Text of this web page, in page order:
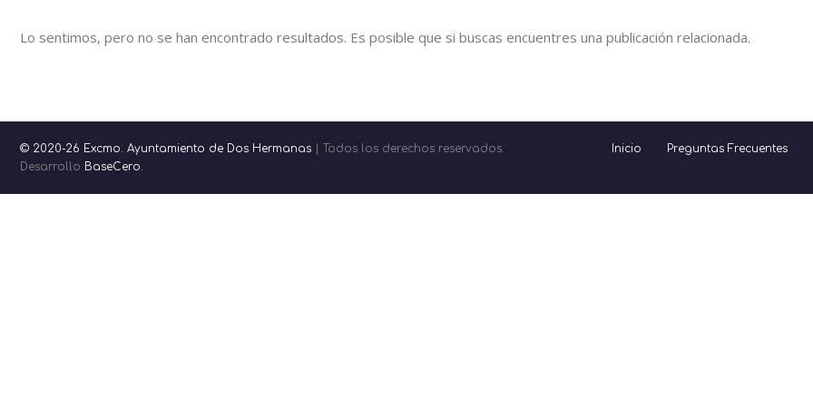
Lo sentimos, pero no se han encontrado resultados. Es posible que si buscas encuentres una publicación relacionada.
Inicio Preguntas Frecuentes
© 2020-26 Excmo. Ayuntamiento de Dos Hermanas | Todos los derechos reservados.
Desarrollo BaseCero.